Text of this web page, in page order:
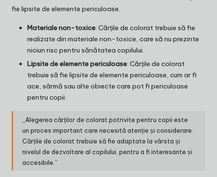
fie lipsite de elemente periculoase.
Materiale non-toxice: Cărțile de colorat trebuie să fie
realizate din materiale non-toxice, care să nu prezinte
niciun risc pentru sănătatea copilului.
Lipsite de elemente periculoase: Cărțile de colorat
trebuie să fie lipsite de elemente periculoase, cum ar fi
ace, sârmă sau alte obiecte care pot fi periculoase
pentru copii.
„Alegerea cărților de colorat potrivite pentru copii este
un proces important care necesită atenție și considerare.
Cărțile de colorat trebuie să fie adaptate la vârsta și
nivelul de dezvoltare al copilului, pentru a fi interesante și
accesibile.”